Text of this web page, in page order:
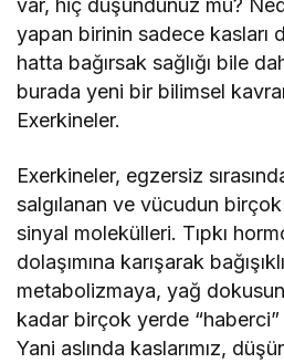
yapan birinin sadece kasları
hatta bağırsak sağlığı bile
burada yeni bir bilimsel
Exerkineler.
Exerkineler, egzersiz
salgılanan ve vücudun
sinyal molekülleri. Tıpkı
dolaşımına karışarak
metabolizmaya, yağ
kadar birçok yerde
Yani aslında kaslarımız,